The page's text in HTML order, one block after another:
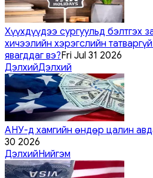
Хүүхдүүдээ сургуульд бэлтгэх
хичээлийн хэрэгслийн
явагддаг вэ?Fri Jul 31 2026
ДэлхийДэлхий
АНУ-д хамгийн өндөр цалин
30 2026
ДэлхийНийгэм